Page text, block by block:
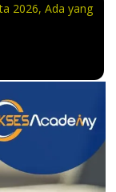
2026, Ada yang